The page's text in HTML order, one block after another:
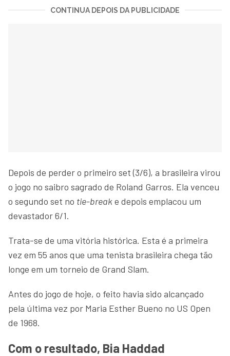
CONTINUA DEPOIS DA PUBLICIDADE
Depois de perder o primeiro set (3/6), a brasileira virou
o jogo no saibro sagrado de Roland Garros. Ela venceu
o segundo set no tie-breake depois emplacou um
devastador 6/1.
Trata-se de uma vitória histórica. Esta é a primeira
vez em 55 anos que uma tenista brasileira chega tão
longe em um torneio de Grand Slam.
Antes do jogo de hoje, o feito havia sido alcançado
pela última vez por Maria Esther Bueno no US Open
de 1968.
Com o resultado, Bia Haddad